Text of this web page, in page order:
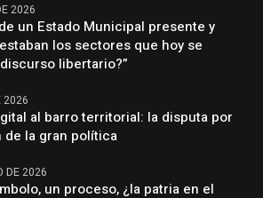
2026
un Estado Municipal presente y
los sectores que hoy se
libertario?”
2026
al barro territorial: la disputa por
de la gran política
DE 2026
un proceso, ¿la patria en el